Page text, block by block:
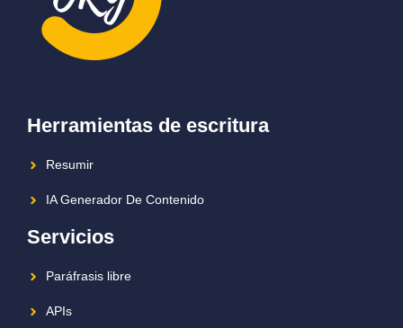
Herramientas de escritura
Resumir
IA Generador De Contenido
Servicios
Paráfrasis libre
APIs